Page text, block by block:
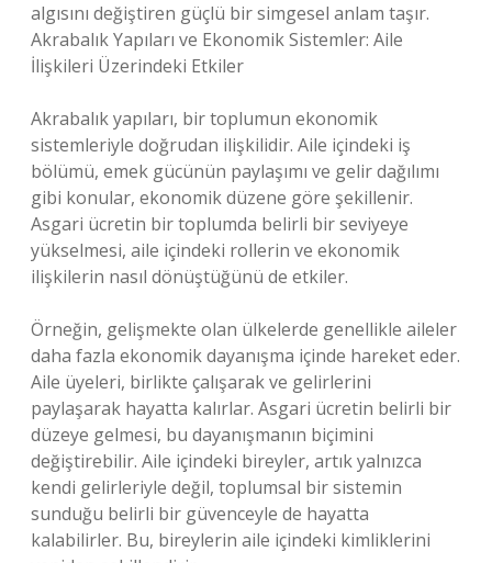
algısını değiştiren güçlü bir simgesel anlam taşır.
Akrabalık Yapıları ve Ekonomik Sistemler: Aile
İlişkileri Üzerindeki Etkiler
Akrabalık yapıları, bir toplumun ekonomik
sistemleriyle doğrudan ilişkilidir. Aile içindeki iş
bölümü, emek gücünün paylaşımı ve gelir dağılımı
gibi konular, ekonomik düzene göre şekillenir.
Asgari ücretin bir toplumda belirli bir seviyeye
yükselmesi, aile içindeki rollerin ve ekonomik
ilişkilerin nasıl dönüştüğünü de etkiler.
Örneğin, gelişmekte olan ülkelerde genellikle aileler
daha fazla ekonomik dayanışma içinde hareket eder.
Aile üyeleri, birlikte çalışarak ve gelirlerini
paylaşarak hayatta kalırlar. Asgari ücretin belirli bir
düzeye gelmesi, bu dayanışmanın biçimini
değiştirebilir. Aile içindeki bireyler, artık yalnızca
kendi gelirleriyle değil, toplumsal bir sistemin
sunduğu belirli bir güvenceyle de hayatta
kalabilirler. Bu, bireylerin aile içindeki kimliklerini